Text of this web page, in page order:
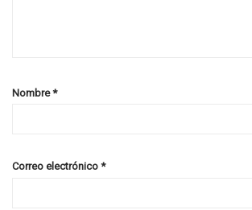
Nombre*
Correo electrónico *